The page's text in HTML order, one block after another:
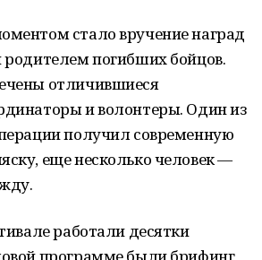
стало вручение наград
погибших бойцов.
отличившиеся
и волонтеры. Один из
получил современную
еще несколько человек —
работали десятки